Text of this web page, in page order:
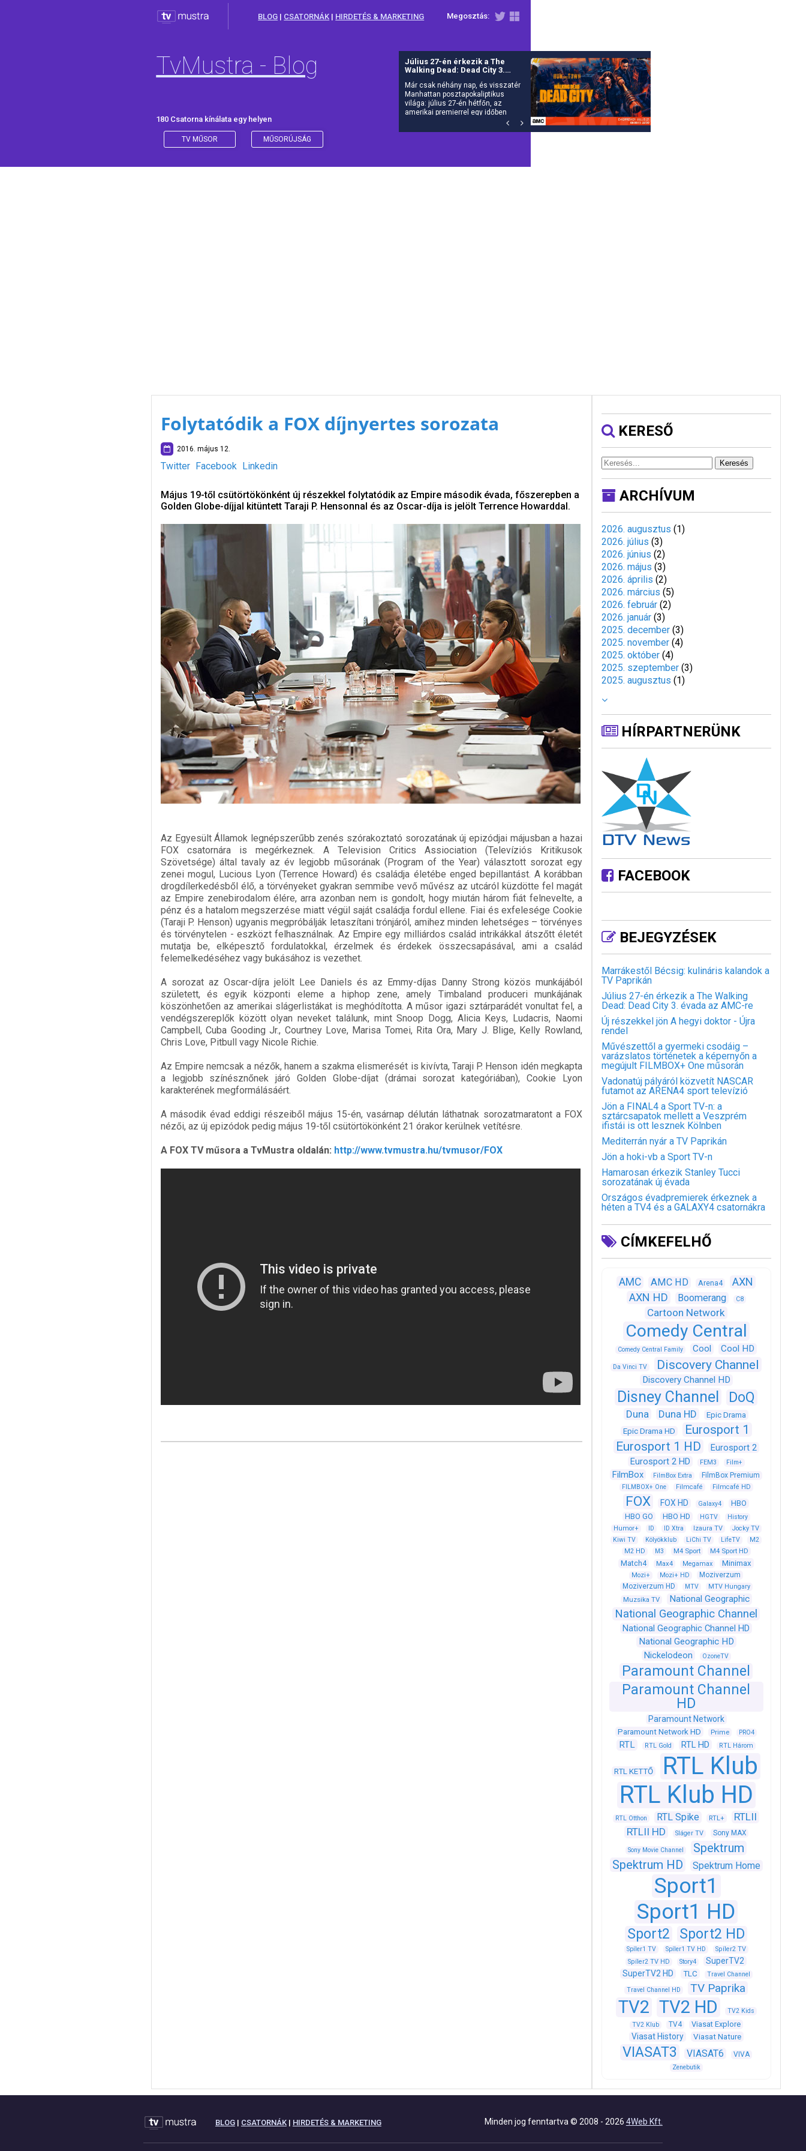
Megosztás:
BLOG | CSATORNÁK | HIRDETÉS & MARKETING
TvMustra - Blog
180 Csatorna kínálata egy helyen
TV MŰSOR MŰSORÚJSÁG
Július 27-én érkezik a The
Walking Dead: Dead City 3.
Már csak néhány nap, és visszatér
Manhattan posztapokaliptikus
világa: július 27-én hétfőn, az
amerikai premierrel egy időben
debütál itthon is az AMC-n a The
Folytatódik a FOX díjnyertes sorozata
2016. május 12.
Twitter Facebook Linkedin
Május 19-től csütörtökönként új részekkel folytatódik az Empire második évada, főszerepben a
Golden Globe-díjjal kitüntett Taraji P. Hensonnal és az Oscar-díja is jelölt Terrence Howarddal.
Az Egyesült Államok legnépszerűbb zenés szórakoztató sorozatának új epizódjai májusban a hazai
FOX csatornára is megérkeznek. A Television Critics Assiociation (Televíziós Kritikusok
Szövetsége) által tavaly az év legjobb műsorának (Program of the Year) választott sorozat egy
zenei mogul, Lucious Lyon (Terrence Howard) és családja életébe enged bepillantást. A korábban
drogdílerkedésből élő, a törvényeket gyakran semmibe vevő művész az utcáról küzdötte fel magát
az Empire zenebirodalom élére, arra azonban nem is gondolt, hogy miután három fiát felnevelte, a
pénz és a hatalom megszerzése miatt végül saját családja fordul ellene. Fiai és exfelesége Cookie
(Taraji P. Henson) ugyanis megpróbálják letaszítani trónjáról, amihez minden lehetséges – törvényes
és törvénytelen - eszközt felhasználnak. Az Empire egy milliárdos család intrikákkal átszőtt életét
mutatja be, elképesztő fordulatokkal, érzelmek és érdekek összecsapásával, ami a család
felemelkedéséhez vagy bukásához is vezethet.
A sorozat az Oscar-díjra jelölt Lee Daniels és az Emmy-díjas Danny Strong közös munkájából
született, és egyik központi eleme a hiphop zene, amely Timbaland produceri munkájának
köszönhetően az amerikai slágerlistákat is meghódította. A műsor igazi sztárparádét vonultat fel, a
vendégszereplők között olyan neveket találunk, mint Snoop Dogg, Alicia Keys, Ludacris, Naomi
Campbell, Cuba Gooding Jr., Courtney Love, Marisa Tomei, Rita Ora, Mary J. Blige, Kelly Rowland,
Chris Love, Pitbull vagy Nicole Richie.
Az Empire nemcsak a nézők, hanem a szakma elismerését is kivívta, Taraji P. Henson idén megkapta
a legjobb színésznőnek járó Golden Globe-díjat (drámai sorozat kategóriában), Cookie Lyon
karakterének megformálásáért.
A második évad eddigi részeiből május 15-én, vasárnap délután láthatnak sorozatmaratont a FOX
nézői, az új epizódok pedig május 19-től csütörtökönként 21 órakor kerülnek vetítésre.
A FOX TV műsora a TvMustra oldalán: http://www.tvmustra.hu/tvmusor/FOX
KERESŐ
Keresés
ARCHÍVUM
2026. augusztus (1)
2026. július (3)
2026. június (2)
2026. május (3)
2026. április (2)
2026. március (5)
2026. február (2)
2026. január (3)
2025. december (3)
2025. november (4)
2025. október (4)
2025. szeptember (3)
2025. augusztus (1)
HÍRPARTNERÜNK
FACEBOOK
BEJEGYZÉSEK
Marrákestől Bécsig: kulináris kalandok a
TV Paprikán
Július 27-én érkezik a The Walking
Dead: Dead City 3. évada az AMC-re
Új részekkel jön A hegyi doktor - Újra
rendel
Művészettől a gyermeki csodáig –
varázslatos történetek a képernyőn a
megújult FILMBOX+ One műsorán
Vadonatúj pályáról közvetít NASCAR
futamot az ARENA4 sport televízió
Jön a FINAL4 a Sport TV-n: a
sztárcsapatok mellett a Veszprém
ifistái is ott lesznek Kölnben
Mediterrán nyár a TV Paprikán
Jön a hoki-vb a Sport TV-n
Hamarosan érkezik Stanley Tucci
sorozatának új évada
Országos évadpremierek érkeznek a
héten a TV4 és a GALAXY4 csatornákra
CÍMKEFELHŐ
AMC AMC HD Arena4
AXN
AXN HD
Boomerang C8
Cartoon Network
Comedy Central
Comedy Central Family Cool Cool HD
Da Vinci TV Discovery Channel
Discovery Channel HD
Disney Channel DoQ
Duna Duna HD
Epic Drama
Epic Drama HD
Eurosport 1
Eurosport 1 HD
Eurosport 2
Eurosport 2 HD
FEM3 Film+
FilmBox FilmBox Extra FilmBox Premium
FILMBOX+ One Filmcafé Filmcafé HD
FOX FOX HD Galaxy4
HBO
HBO GO
HBO HD HGTV
History
Humor+
ID ID Xtra Izaura TV
Jocky TV
Kiwi TV
Kölyökklub LiChi TV LifeTV
M2
M2 HD
M3 M4 Sport M4 Sport HD
Match4 Max4 Megamax Minimax
Mozi+ Mozi+ HD
Moziverzum
Moziverzum HD
MTV MTV Hungary
Muzsika TV National Geographic
National Geographic Channel
National Geographic Channel HD
National Geographic HD
Nickelodeon
OzoneTV
Paramount Channel
Paramount Channel
HD
Paramount Network
Paramount Network HD Prime PRO4
RTL RTL Gold RTL HD RTL Három
RTL KETTŐ
RTL Klub
RTL Klub HD
RTL Otthon RTL Spike RTL+
RTLII
RTLII HD
Sláger TV Sony MAX
Sony Movie Channel
Spektrum
Spektrum HD
Spektrum Home
Sport1
Sport1 HD
Sport2 Sport2 HD
Spíler1 TV Spíler1 TV HD
Spíler2 TV
Spíler2 TV HD
Story4
SuperTV2
SuperTV2 HD
TLC
Travel Channel
Travel Channel HD
TV Paprika
TV2 TV2 HD
TV2 Kids
TV2 Klub
TV4 Viasat Explore
Viasat History Viasat Nature
VIASAT3 VIASAT6 VIVA
Zenebutik
BLOG| CSATORNÁK| HIRDETÉS & MARKETING Minden jog fenntartva © 2008 - 2026 4Web Kft.